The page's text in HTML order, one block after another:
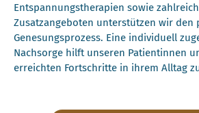
Entspannungstherapien sowie
Zusatzangeboten unterstützen wir den
Genesungsprozess. Eine individuell
Nachsorge hilft unseren Patientinnen
erreichten Fortschritte in ihrem Alltag